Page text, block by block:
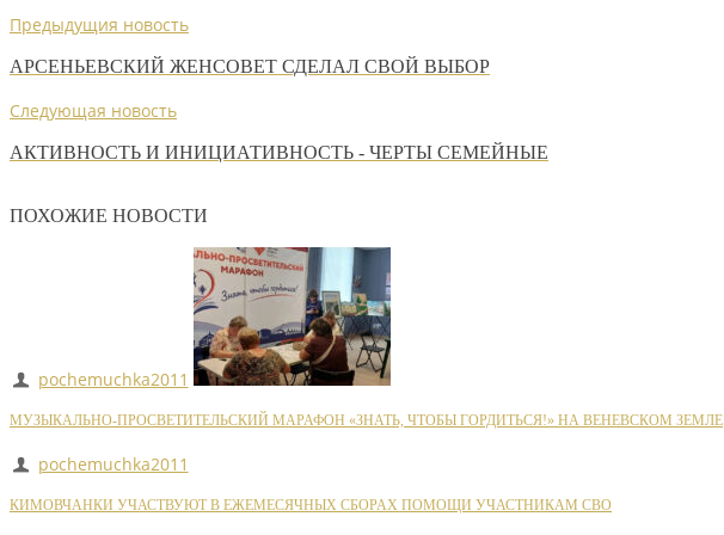
Предыдущия новость
АРСЕНЬЕВСКИЙ ЖЕНСОВЕТ СДЕЛАЛ СВОЙ ВЫБОР
Следующая новость
АКТИВНОСТЬ И ИНИЦИАТИВНОСТЬ - ЧЕРТЫ СЕМЕЙНЫЕ
ПОХОЖИЕ НОВОСТИ
pochemuchka2011
МУЗЫКАЛЬНО-ПРОСВЕТИТЕЛЬСКИЙ МАРАФОН «ЗНАТЬ, ЧТОБЫ ГОРДИТЬСЯ!» НА ВЕНЕВСКОМ ЗЕМЛЕ
pochemuchka2011
КИМОВЧАНКИ УЧАСТВУЮТ В ЕЖЕМЕСЯЧНЫХ СБОРАХ ПОМОЩИ УЧАСТНИКАМ СВО